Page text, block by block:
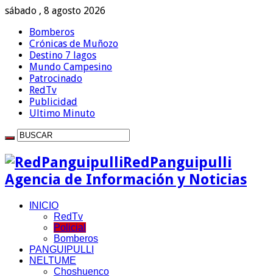
sábado , 8 agosto 2026
Bomberos
Crónicas de Muñozo
Destino 7 lagos
Mundo Campesino
Patrocinado
RedTv
Publicidad
Ultimo Minuto
RedPanguipulli
Agencia de Información y Noticias
INICIO
RedTv
Policial
Bomberos
PANGUIPULLI
NELTUME
Choshuenco